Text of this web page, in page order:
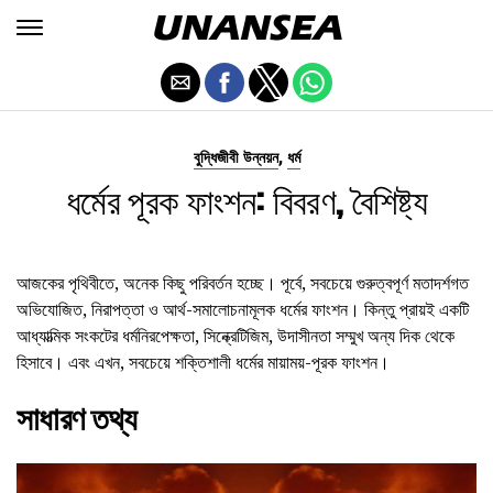
বুদ্ধিজীবী উন্নয়ন, ধর্ম
ধর্মের পূরক ফাংশন: বিবরণ, বৈশিষ্ট্য
আজকের পৃথিবীতে, অনেক কিছু পরিবর্তন হচ্ছে। পূর্বে, সবচেয়ে গুরুত্বপূর্ণ মতাদর্শগত
অভিযোজিত, নিরাপত্তা ও আর্থ-সমালোচনামূলক ধর্মের ফাংশন। কিন্তু প্রায়ই একটি
আধ্যাত্মিক সংকটের ধর্মনিরপেক্ষতা, সিন্ক্রেটিজিম, উদাসীনতা সম্মুখ অন্য দিক থেকে
হিসাবে। এবং এখন, সবচেয়ে শক্তিশালী ধর্মের মায়াময়-পূরক ফাংশন।
সাধারণ তথ্য